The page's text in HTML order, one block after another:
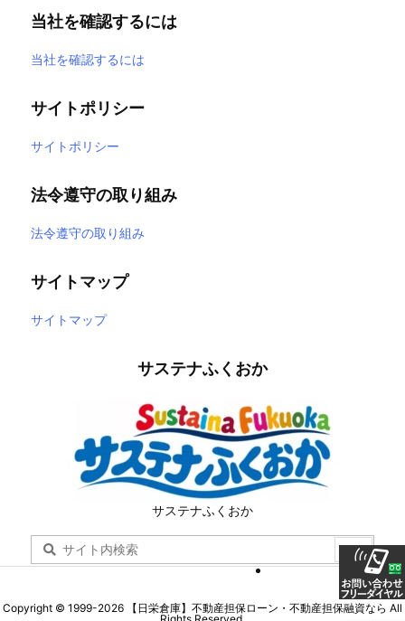
当社を確認するには
当社を確認するには
サイトポリシー
サイトポリシー
法令遵守の取り組み
法令遵守の取り組み
サイトマップ
サイトマップ
サステナふくおか
サステナふくおか
Copyright © 1999-2026 【日栄倉庫】不動産担保ローン・不動産担保融資なら All